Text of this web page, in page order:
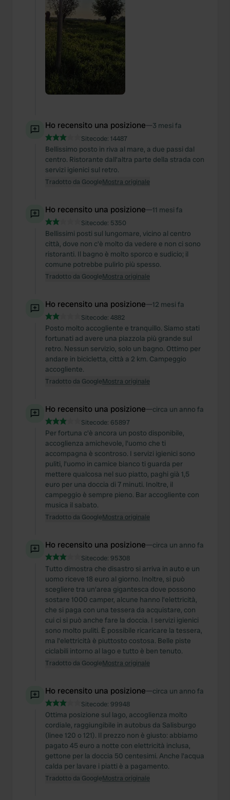
Ho recensito una posizione—3 mesi fa
Sitecode: 14487
Bellissimo posto in riva al mare, a due passi dal
centro. Ristorante dall'altra parte della strada con
servizi igienici sul retro.
Tradotto da GoogleMostra originale
Ho recensito una posizione—11 mesi fa
Sitecode: 5350
Bellissimi posti sul lungomare, vicino al centro
città, dove non c'è molto da vedere e non ci sono
ristoranti. Il bagno è molto sporco e sudicio; il
comune potrebbe pulirlo più spesso.
Tradotto da GoogleMostra originale
Ho recensito una posizione—12 mesi fa
Sitecode: 4882
Posto molto accogliente e tranquillo. Siamo stati
fortunati ad avere una piazzola più grande sul
retro. Nessun servizio, solo un bagno. Ottimo per
andare in bicicletta, città a 2 km. Campeggio
accogliente.
Tradotto da GoogleMostra originale
Ho recensito una posizione—circa un anno fa
Sitecode: 65897
Per fortuna c'è ancora un posto disponibile,
accoglienza amichevole, l'uomo che ti
accompagna è scontroso. I servizi igienici sono
puliti, l'uomo in camice bianco ti guarda per
mettere qualcosa nel suo piatto, paghi già 1,5
euro per una doccia di 7 minuti. Inoltre, il
campeggio è sempre pieno. Bar accogliente con
musica il sabato.
Tradotto da GoogleMostra originale
Ho recensito una posizione—circa un anno fa
Sitecode: 95308
Tutto dimostra che disastro si arriva in auto e un
uomo riceve 18 euro al giorno. Inoltre, si può
scegliere tra un'area gigantesca dove possono
sostare 1000 camper, alcune hanno l'elettricità,
che si paga con una tessera da acquistare, con
cui ci si può anche fare la doccia. I servizi igienici
sono molto puliti. È possibile ricaricare la tessera,
ma l'elettricità è piuttosto costosa. Belle piste
ciclabili intorno al lago e tutto è ben tenuto.
Tradotto da GoogleMostra originale
Ho recensito una posizione—circa un anno fa
Sitecode: 99948
Ottima posizione sul lago, accoglienza molto
cordiale, raggiungibile in autobus da Salisburgo
(linee 120 o 121). Il prezzo non è giusto: abbiamo
pagato 45 euro a notte con elettricità inclusa,
gettone per la doccia 50 centesimi. Anche l'acqua
calda per lavare i piatti è a pagamento.
Tradotto da GoogleMostra originale